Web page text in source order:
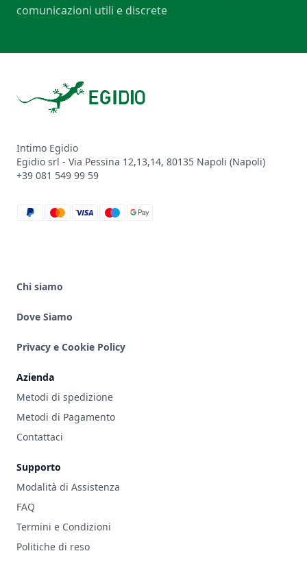
comunicazioni utili e discrete
Intimo Egidio
Egidio srl - Via Pessina 12,13,14, 80135 Napoli (Napoli)
+39 081 549 99 59
paypal
mastercard
visa
maestro
google_pay
Chi siamo
Dove Siamo
Privacy e Cookie Policy
Azienda
Metodi di spedizione
Metodi di Pagamento
Contattaci
Supporto
Modalità di Assistenza
FAQ
Termini e Condizioni
Politiche di reso